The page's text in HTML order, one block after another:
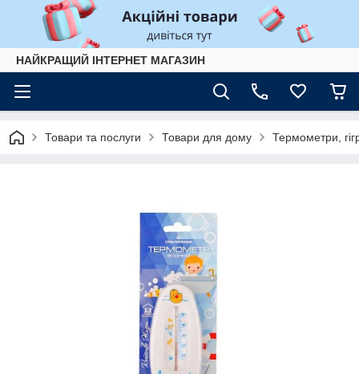
НАЙКРАЩИЙ ІНТЕРНЕТ МАГАЗИН
Товари та послуги Товари для дому Термометри,